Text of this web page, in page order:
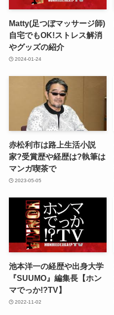
Matty(足つぼマッサージ師)
自宅でもOK!ストレス解消
やグッズの紹介
2024-01-24
赤松利市は路上生活小説
家?受賞歴や経歴は?執筆は
マンガ喫茶で
2023-05-05
池本洋一の経歴や出身大学
『SUUMO』編集長【ホン
マでっか!?TV】
2022-11-02